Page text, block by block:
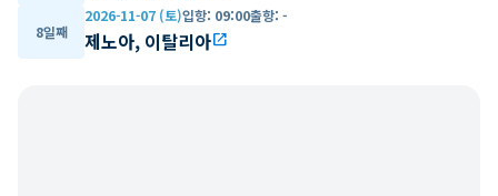
8일째
2026-11-07 (토)입항: 09:00출항: -
제노아, 이탈리아open_in_new